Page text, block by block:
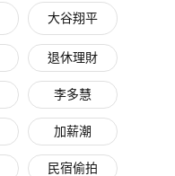
大谷翔平
退休理財
李多慧
加薪潮
民宿偷拍